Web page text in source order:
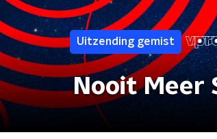
Uitzending gemist
Nooit Meer